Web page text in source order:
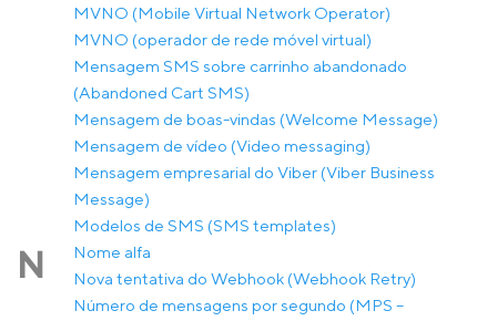
MVNO (Mobile Virtual Network Operator)
MVNO (operador de rede móvel virtual)
Mensagem SMS sobre carrinho abandonado
(Abandoned Cart SMS)
Mensagem de boas-vindas (Welcome Message)
Mensagem de vídeo (Video messaging)
Mensagem empresarial do Viber (Viber Business
Message)
Modelos de SMS (SMS templates)
N
Nome alfa
Nova tentativa do Webhook (Webhook Retry)
Número de mensagens por segundo (MPS –